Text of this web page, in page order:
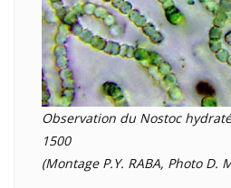
Observation du Nostoc
1500
(Montage P.Y. RABA, Photo D.